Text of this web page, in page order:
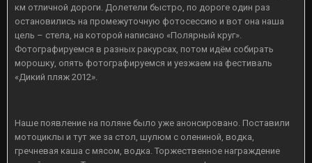
км отличной дороги. Долетели быстро, по дороге один раз
остановились на промежуточную фотосессию и вот она наша
цель – стела, на которой написано «Полярный круг».
Фотографируемся в разных ракурсах, потом идём собирать
морошку, опять фотографируемся и уезжаем на фестиваль
«Дикий пляж 2012».
Наше появление на поляне было уже анонсировано. Поставили
мотоциклы и тут же за стол, шулюм с олениной, водка,
гречневая каша с мясом, водка. Торжественное награждение